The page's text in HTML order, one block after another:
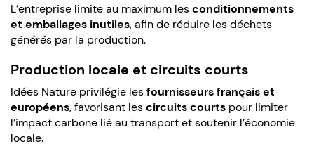
L’entreprise limite au maximum lesconditionnements
et emballages inutiles, afin de réduire les déchets
générés par la production.
Production locale et circuits courts
Idées Nature privilégie lesfournisseurs français et
européens, favorisant lescircuits courts pour limiter
l’impact carbone lié au transport et soutenir l’économie
locale.